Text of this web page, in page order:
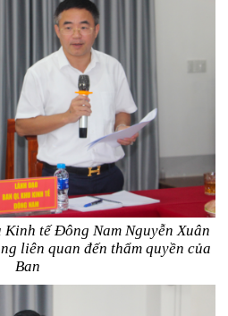
tế Đông Nam Nguyễn Xuân
liên quan đến thẩm quyền của
Ban